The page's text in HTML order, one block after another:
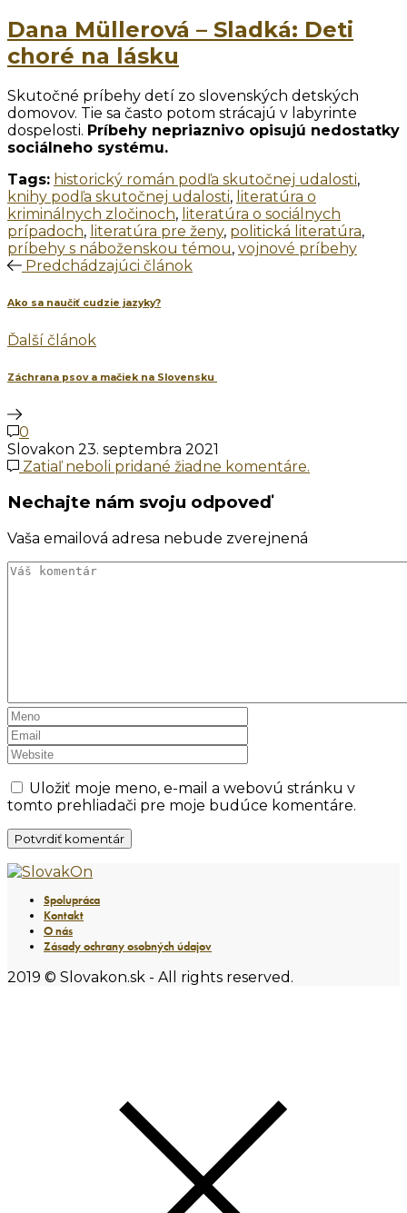
Dana Müllerová – Sladká: Deti
choré na lásku
Skutočné príbehy detí zo slovenských detských
domovov. Tie sa často potom strácajú v labyrinte
dospelosti. Príbehy nepriaznivo opisujú nedostatky
sociálneho systému.
Tags: historický román podľa skutočnej udalosti,
knihy podľa skutočnej udalosti, literatúra o
kriminálnych zločinoch, literatúra o sociálnych
prípadoch, literatúra pre ženy, politická literatúra,
príbehy s náboženskou témou, vojnové príbehy
Predchádzajúci článok
Ako sa naučiť cudzie jazyky?
Ďalší článok
Záchrana psov a mačiek na Slovensku
0
Slovakon 23. septembra 2021
Zatiaľ neboli pridané žiadne komentáre.
Nechajte nám svoju odpoveď
Vaša emailová adresa nebude zverejnená
Uložiť moje meno, e-mail a webovú stránku v
tomto prehliadači pre moje budúce komentáre.
Spolupráca
Kontakt
O nás
Zásady ochrany osobných údajov
2019 © Slovakon.sk - All rights reserved.